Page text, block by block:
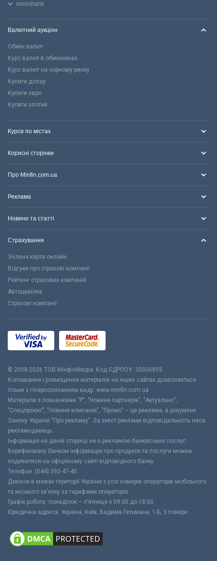
monobank
Валютний аукціон
Обмін валют
Курс валют в обмінниках
Курс валют на чорному ринку
Купити долар
Купити євро
Купити злотий
Курси по містах
Корисні сторінки
Про Minfin.com.ua
Реклама
Новини та статті
Страхування
Зелена карта онлайн
Відгуки про страхові компанії
Рейтинг страхових компаній
Автоцивілка
Страхові компанії
© 2008-2026 ТОВ МiнфiнМедiа. Код ЄДРПОУ: 35506859
Копіювання і розміщення матеріалів на інших сайтах дозволяється
тільки з гіперпосиланням виду: www.minfin.com.ua
Матеріали з позначками "Р", "Новини партнерів", "Актуально",
"Спецпроект", "Новини компаній", "Промо" – це реклама, в розумінні
Закону України "Про рекламу". За зміст реклами відповідальність несе
рекламодавець.
Інформація на даній сторінці не є рекламою банківських послуг.
Верифіковану банком інформацію про продукти та послуги можна
подивитися на офіційному сайті відповідного банку.
Телефон: (044) 392-47-40
Дзвінок в межах території України з усіх номерів операторів мобільного
та міського зв’язку за тарифами операторів
Графік роботи: понеділок – п’ятниця з 09:00 до 18:00
Юридична адреса: Україна, Київ, Вадима Гетьмана, 1-Б, 3 поверх